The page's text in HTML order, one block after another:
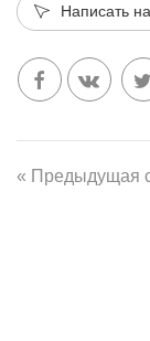
Написать
« Предыдущая